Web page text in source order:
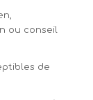
ou conseil
de